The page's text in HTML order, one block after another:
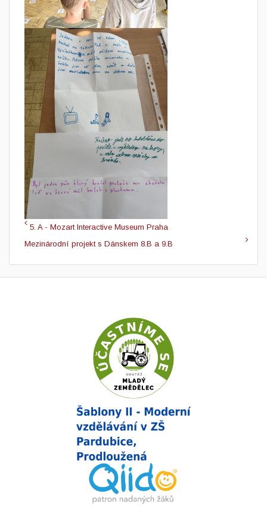
5. A - Mozart Interactive Museum Praha
Mezinárodní projekt s Dánskem 8.B a 9.B